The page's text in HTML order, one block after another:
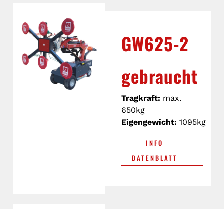
GW625-2
gebraucht
Tragkraft: max.
650kg
Eigengewicht:1095kg
INFO
DATENBLATT